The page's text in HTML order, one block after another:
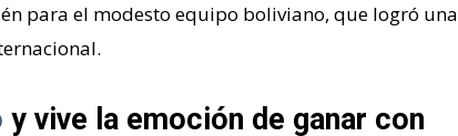
para el modesto equipo boliviano, que logró una
y vive la emoción de ganar con